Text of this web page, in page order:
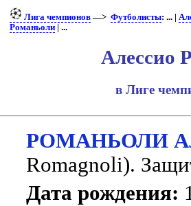
Лига чемпионов—> Футболисты: ... |
Романьоли| ...
Алессио
в Лиге
РОМАНЬОЛИ
Romagnoli).
Дата рождения: